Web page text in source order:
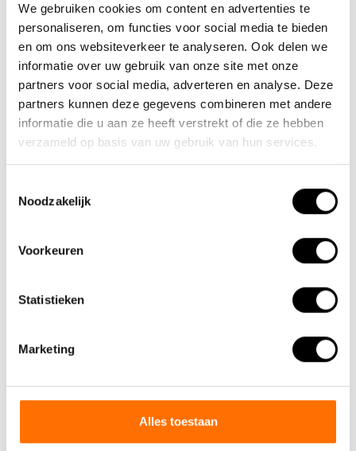
We gebruiken cookies om content en advertenties te
personaliseren, om functies voor social media te bieden
en om ons websiteverkeer te analyseren. Ook delen we
informatie over uw gebruik van onze site met onze
partners voor social media, adverteren en analyse. Deze
partners kunnen deze gegevens combineren met andere
informatie die u aan ze heeft verstrekt of die ze hebben
verzameld op basis van uw gebruik van hun services.
Noodzakelijk
Voorkeuren
Statistieken
Marketing
Alles toestaan
Nieuwe Eerdsebaan 16, 5482 VS Schijndel Nederland
Numéro de la Chambre de Commerce : 62140957
Numéro de TVA : NL854680950B01
(+31) 73 203 2487
(+31) 73 203 2487
sales@lacros.nl
Points de vente